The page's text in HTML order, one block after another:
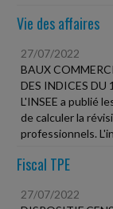
Vie des affaires
27/07/2022
BAUX
DES INDICES DU
L'INSEE a publié
de calculer la
professionnels.
Fiscal TPE
27/07/2022